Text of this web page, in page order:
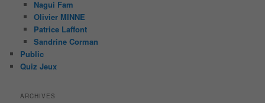
Nagui Fam
Olivier MINNE
Patrice Laffont
Sandrine Corman
Public
Quiz Jeux
ARCHIVES